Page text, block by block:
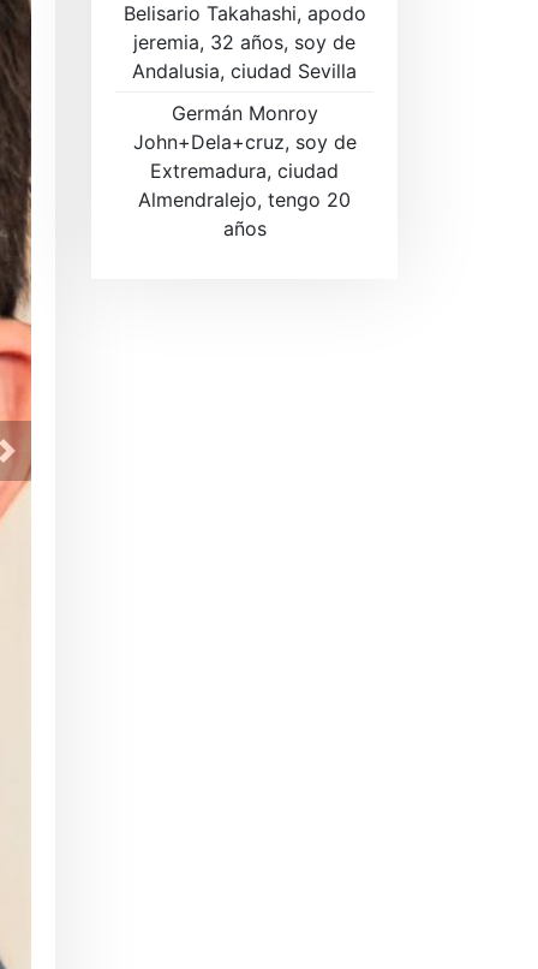
Belisario Takahashi, apodo
jeremia, 32 años, soy de
Andalusia, ciudad Sevilla
Germán Monroy
John+Dela+cruz, soy de
Extremadura, ciudad
Almendralejo, tengo 20
años